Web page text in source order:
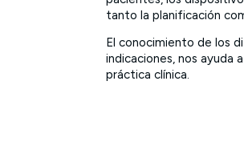
tanto la planificación
El conocimiento de los
indicaciones, nos ayuda
práctica clínica.